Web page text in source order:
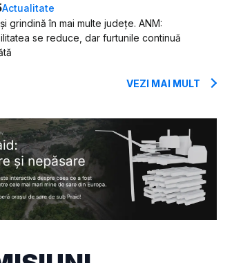
Actualitate
grindină în mai multe județe. ANM:
se reduce, dar furtunile continuă
VEZI MAI MULT